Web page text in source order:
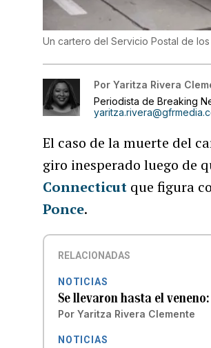
Un cartero del Servicio Postal de los
Por Yaritza Rivera
Periodista de Breaking
El caso de la muerte del
giro inesperado luego de
Connecticut que figura
Ponce.
RELACIONADAS
NOTICIAS
Se llevaron hasta el
Por Yaritza Rivera Clemente
NOTICIAS